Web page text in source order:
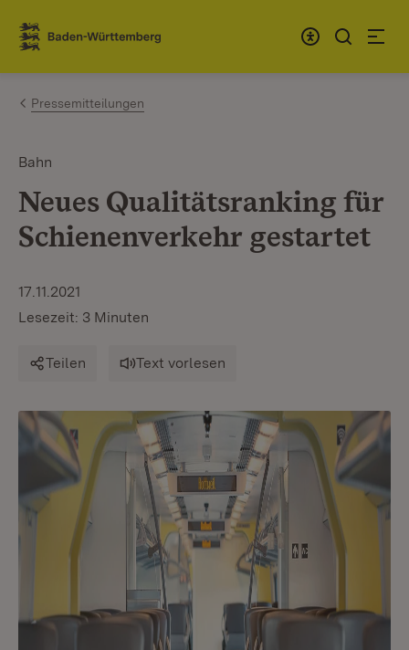
Zum Inhalt springen
Link zur Startseite
Pressemitteilungen
Bahn
Neues Qualitätsranking für
Schienenverkehr gestartet
17.11.2021
Lesezeit: 3 Minuten
Teilen Text vorlesen